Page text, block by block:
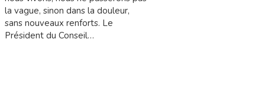
la vague, sinon dans la douleur,
sans nouveaux renforts. Le
Président du Conseil…